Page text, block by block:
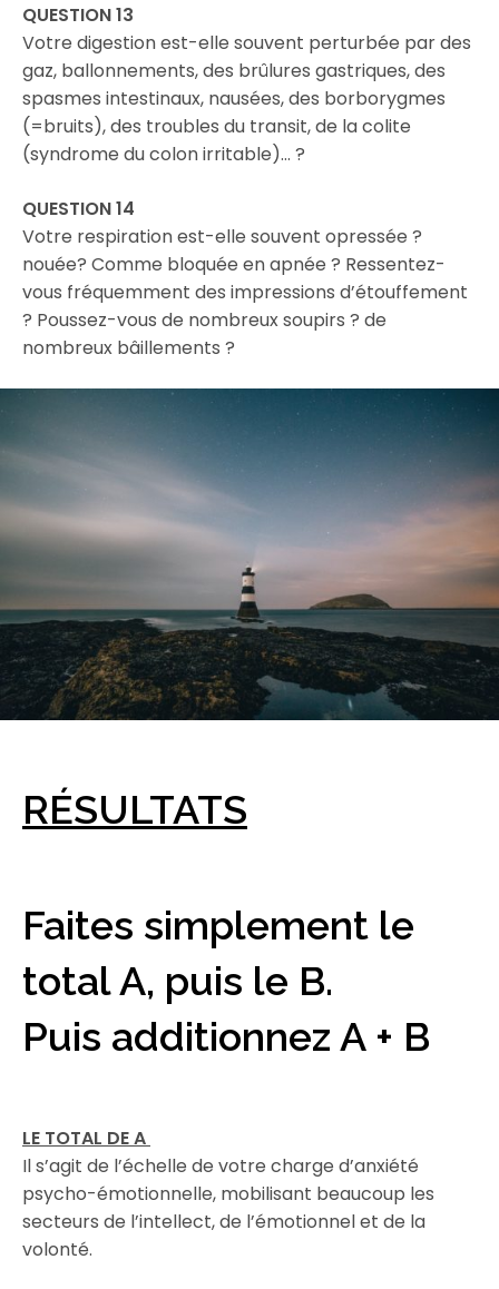
QUESTION 13
Votre digestion est-elle souvent perturbée par des
gaz, ballonnements, des brûlures gastriques, des
spasmes intestinaux, nausées, des borborygmes
(=bruits), des troubles du transit, de la colite
(syndrome du colon irritable)… ?
QUESTION 14
Votre respiration est-elle souvent opressée ?
nouée? Comme bloquée en apnée ? Ressentez-
vous fréquemment des impressions d’étouffement
? Poussez-vous de nombreux soupirs ? de
nombreux bâillements ?
RÉSULTATS
Faites simplement le
total A, puis le B.
Puis additionnez A + B
LE TOTAL DE A
Il s’agit de l’échelle de votre charge d’anxiété
psycho-émotionnelle, mobilisant beaucoup les
secteurs de l’intellect, de l’émotionnel et de la
volonté.